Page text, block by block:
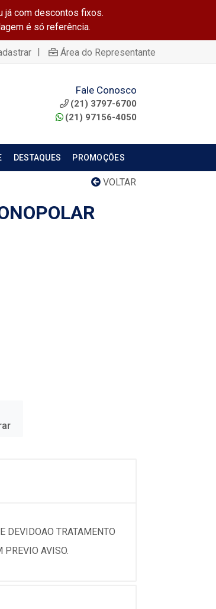
já com descontos fixos.
é só referência.
| Área do Representante
Fale Conosco
(21) 3797-6700
(21) 97156-4050
DESTAQUES PROMOÇÕES
VOLTAR
DEVIDOAO TRATAMENTO
PREVIO AVISO.